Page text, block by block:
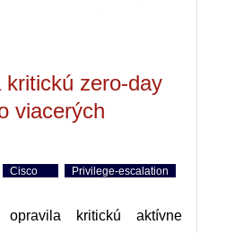
kritickú zero-day
viacerých
Cisco
Privilege-escalation
opravila kritickú aktívne